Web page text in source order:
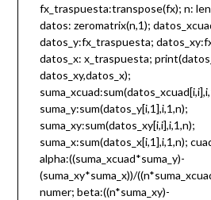
fx_traspuesta:transpose(fx); n:
datos: zeromatrix(n,1);
datos_y:fx_traspuesta;
datos_x: x_traspuesta;
datos_xy,datos_x);
suma_y:sum(datos_y[i,1],i,1,n);
suma_xy:sum(datos_xy[i,i],i,1,n);
suma_x:sum(datos_x[i,1],i,1,n);
alpha:((suma_xcuad*suma_y)-
(suma_xy*suma_x))/
numer; beta:((n*suma_xy)-